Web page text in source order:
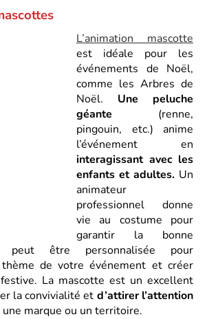
L’animation mascotte
est idéale pour les
événements de Noël,
comme les Arbres de
Noël. Une peluche
géante (renne,
pingouin, etc.) anime
l’événement en
interagissant avec les
enfants et adultes. Un
animateur
professionnel donne
vie au costume pour
garantir la bonne
peut être personnalisée pour
de votre événement et créer
La mascotte est un excellent
la convivialité et d’attirer l’attention
marque ou un territoire.